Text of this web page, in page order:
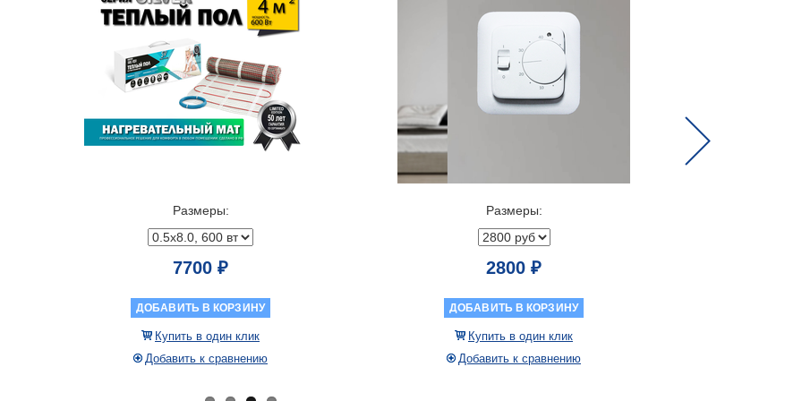
Размеры:
7700 ₽
ДОБАВИТЬ В КОРЗИНУ
Купить в один клик
Добавить к сравнению
Размеры:
2800 ₽
ДОБАВИТЬ В КОРЗИНУ
Купить в один клик
Добавить к сравнению